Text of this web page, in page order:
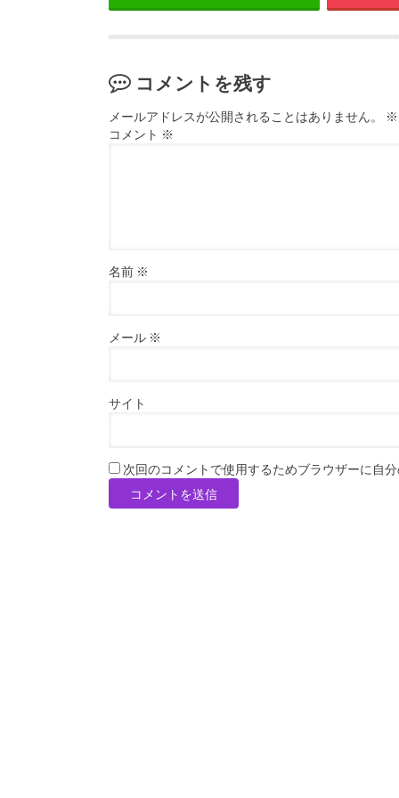
コメントを残す
メールアドレスが公開されることはありません。 ※
コメント ※
名前 ※
メール ※
サイト
次回のコメントで使用するためブラウザーに自